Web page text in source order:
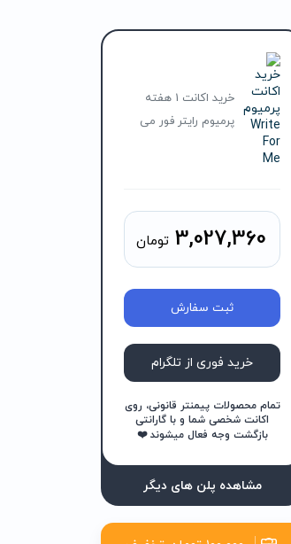
خرید اکانت 1 هفته
پرمیوم رایتر فور می
3,027,360 تومان
ثبت سفارش
خرید فوری از تلگرام
تمام محصولات پیمنتر قانونی، روی
اکانت شخصی شما و با گارانتی
بازگشت وجه فعال میشوند ❤️
مشاهده پلن های دیگر